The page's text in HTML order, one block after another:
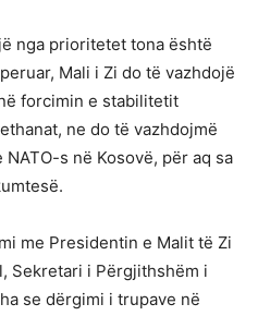
nga prioritetet tona është
Mali i Zi do të vazhdojë
forcimin e stabilitetit
ne do të vazhdojmë
s në Kosovë, për aq sa
me Presidentin e Malit të Zi
Sekretari i Përgjithshëm i
se dërgimi i trupave në